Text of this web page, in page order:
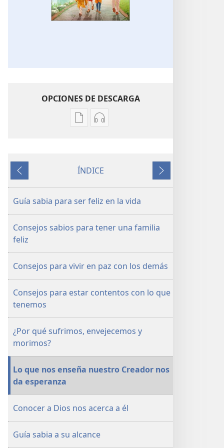
OPCIONES DE DESCARGA
Opciones
publicaciones
Guía
sabia
ser
en
la
vida
Opciones
audio
sabia
ser
en
la
vida
Anterior
ÍNDICE
Siguiente
Guía sabia para ser feliz en la vida
Consejos sabios para tener una familia
feliz
Consejos para vivir en paz con los demás
Consejos para estar contentos con lo que
tenemos
¿Por qué sufrimos, envejecemos y
morimos?
Lo que nos enseña nuestro Creador nos
da esperanza
Conocer a Dios nos acerca a él
Guía sabia a su alcance